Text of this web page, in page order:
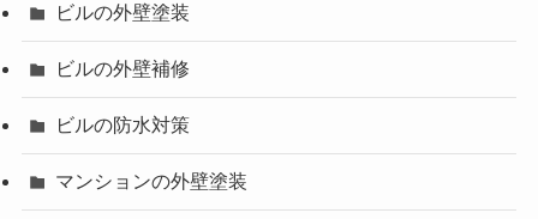
ビルの外壁塗装
ビルの外壁補修
ビルの防水対策
マンションの外壁塗装